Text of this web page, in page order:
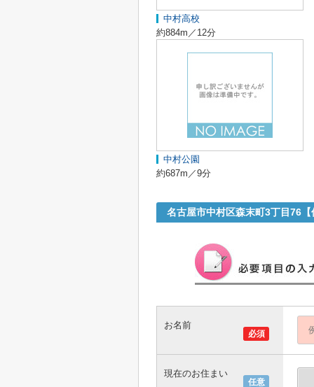
中村高校
約884m／12分
中村公園
約687m／9分
名古屋市中村区森末町3丁目76
必須
お名前
任意
現在のお住まい